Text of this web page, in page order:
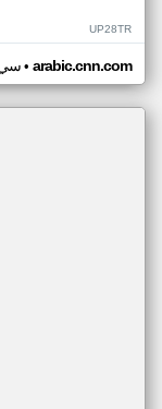
UP28TR
سي• arabic.cnn.com